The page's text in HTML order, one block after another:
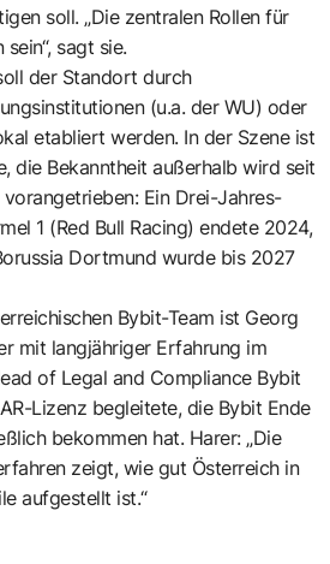
soll. „Die zentralen Rollen für
sagt sie.
der Standort durch
(u.a. der WU) oder
etabliert werden. In der Szene ist
die Bekanntheit außerhalb wird seit
Ein Drei-Jahres-
1 (Red Bull Racing) endete 2024,
Dortmund wurde bis 2027
Bybit-Team ist Georg
mit langjähriger Erfahrung im
of Legal and Compliance Bybit
Lizenz begleitete, die Bybit Ende
bekommen hat. Harer: „Die
zeigt, wie gut Österreich in
aufgestellt ist.“